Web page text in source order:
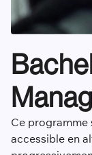
Ce programme
accessible en